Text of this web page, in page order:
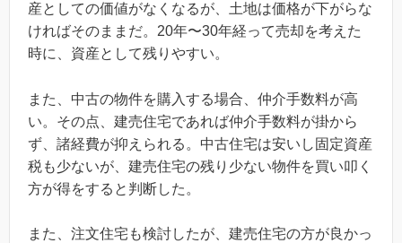
産としての価値がなくなるが、土地は価格が下がらな
ければそのままだ。20年〜30年経って売却を考えた
時に、資産として残りやすい。
また、中古の物件を購入する場合、仲介手数料が高
い。その点、建売住宅であれば仲介手数料が掛から
ず、諸経費が抑えられる。中古住宅は安いし固定資産
税も少ないが、建売住宅の残り少ない物件を買い叩く
方が得をすると判断した。
また、注文住宅も検討したが、建売住宅の方が良かっ